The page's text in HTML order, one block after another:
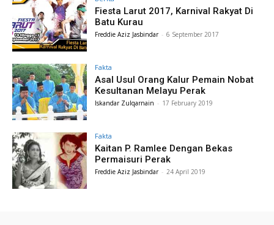
Fiesta Larut 2017, Karnival Rakyat Di
Batu Kurau
Freddie Aziz Jasbindar - 6 September 2017
Fakta
Asal Usul Orang Kalur Pemain Nobat
Kesultanan Melayu Perak
Iskandar Zulqarnain - 17 February 2019
Fakta
Kaitan P. Ramlee Dengan Bekas
Permaisuri Perak
Freddie Aziz Jasbindar - 24 April 2019